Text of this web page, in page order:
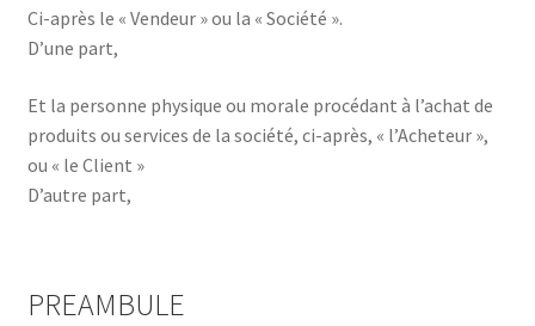
Validation de la commande
Ci-après le « Vendeur » ou la « Société ».
D’une part,
Et la personne physique ou morale procédant à l’achat de
produits ou services de la société, ci-après, « l’Acheteur »,
ou « le Client »
D’autre part,
PREAMBULE